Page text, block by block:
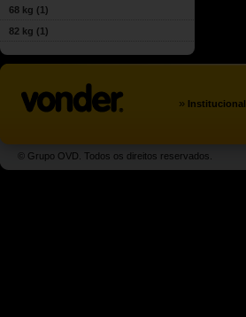
68 kg (1)
82 kg (1)
» Institucional
© Grupo OVD. Todos os direitos reservados.